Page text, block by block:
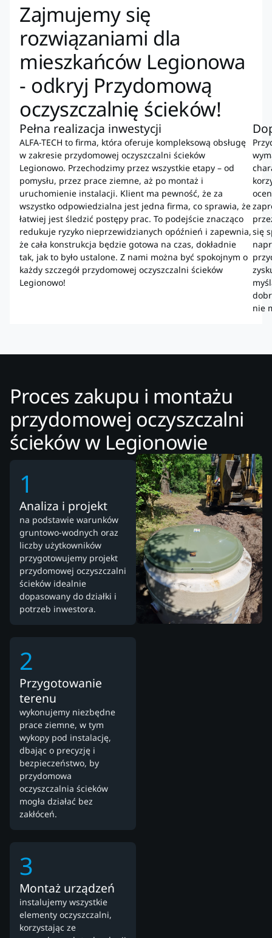
Zajmujemy się
rozwiązaniami dla
mieszkańców Legionowa
- odkryj Przydomową
oczyszczalnię ścieków!
Pełna realizacja inwestycji
ALFA-TECH to firma, która oferuje kompleksową obsługę
w zakresie przydomowej oczyszczalni ścieków
Legionowo. Przechodzimy przez wszystkie etapy – od
pomysłu, przez prace ziemne, aż po montaż i
uruchomienie instalacji. Klient ma pewność, że za
wszystko odpowiedzialna jest jedna firma, co sprawia, że
łatwiej jest śledzić postępy prac. To podejście znacząco
redukuje ryzyko nieprzewidzianych opóźnień i zapewnia,
że cała konstrukcja będzie gotowa na czas, dokładnie
tak, jak to było ustalone. Z nami można być spokojnym o
każdy szczegół przydomowej oczyszczalni ścieków
Legionowo!
się
nie
Proces zakupu i montażu
przydomowej oczyszczalni
ścieków w Legionowie
1
Analiza i projekt
na podstawie warunków
gruntowo-wodnych oraz
liczby użytkowników
przygotowujemy projekt
przydomowej oczyszczalni
ścieków idealnie
dopasowany do działki i
potrzeb inwestora.
2
Przygotowanie
terenu
wykonujemy niezbędne
prace ziemne, w tym
wykopy pod instalację,
dbając o precyzję i
bezpieczeństwo, by
przydomowa
oczyszczalnia ścieków
mogła działać bez
zakłóceń.
3
Montaż urządzeń
instalujemy wszystkie
elementy oczyszczalni,
korzystając ze